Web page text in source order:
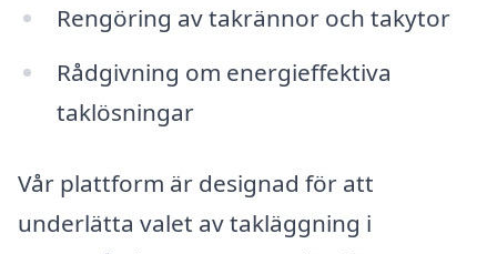
Rengöring av takrännor och takytor
Rådgivning om energieffektiva
taklösningar
Vår plattform är designad för att
underlätta valet av takläggning i